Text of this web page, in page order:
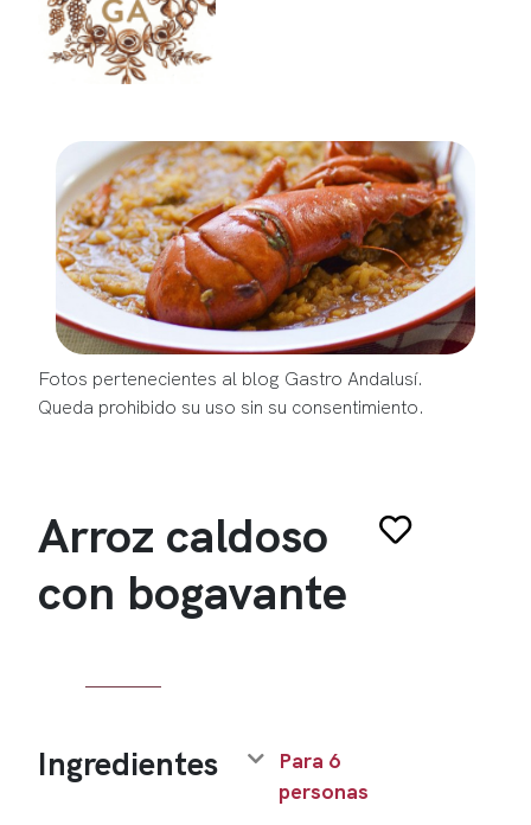
Fotos pertenecientes al blog Gastro Andalusí.
Queda prohibido su uso sin su consentimiento.
Arroz caldoso
con bogavante
Ingredientes
Para 6
personas